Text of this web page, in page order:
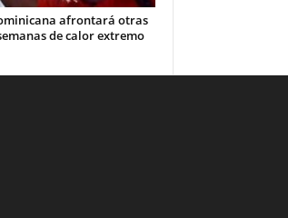
afrontará otras
de calor extremo